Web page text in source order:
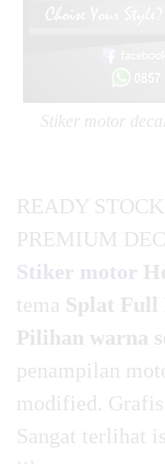
Stiker motor
READY
PREMIUM
Stiker motor
tema Splat Full
Pilihan warna
penampilan
modified.
Sangat terlihat